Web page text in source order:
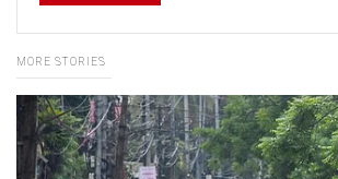
MORE STORIES